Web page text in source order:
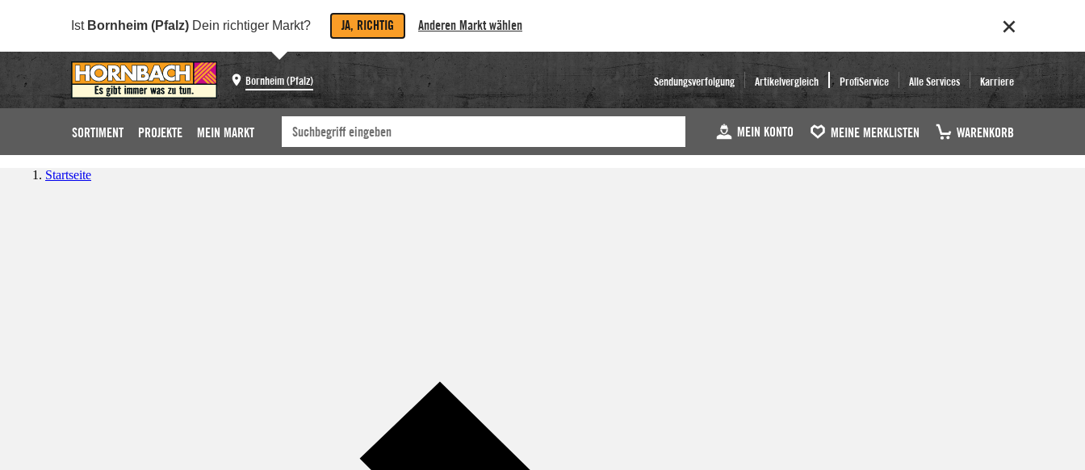
Ist Bornheim (Pfalz) Dein richtiger Markt? JA, RICHTIG Anderen Markt wählen
Bornheim (Pfalz) Sendungsverfolgung Artikelvergleich ProfiService Alle Services Karriere
SORTIMENT PROJEKTE MEIN MARKT MEIN KONTO MEINE MERKLISTEN WARENKORB
Startseite